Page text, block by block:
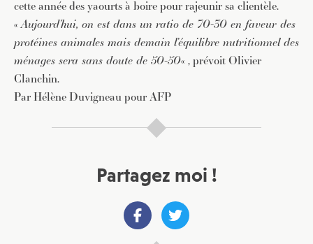
cette année des yaourts à boire pour rajeunir sa clientèle.
«Aujourd’hui, on est dans un ratio de 70-30 en faveur des
protéines animales mais demain l’équilibre nutritionnel des
ménages sera sans doute de 50-50« , prévoit Olivier
Clanchin.
Par Hélène Duvigneau pour AFP
Partagez moi !